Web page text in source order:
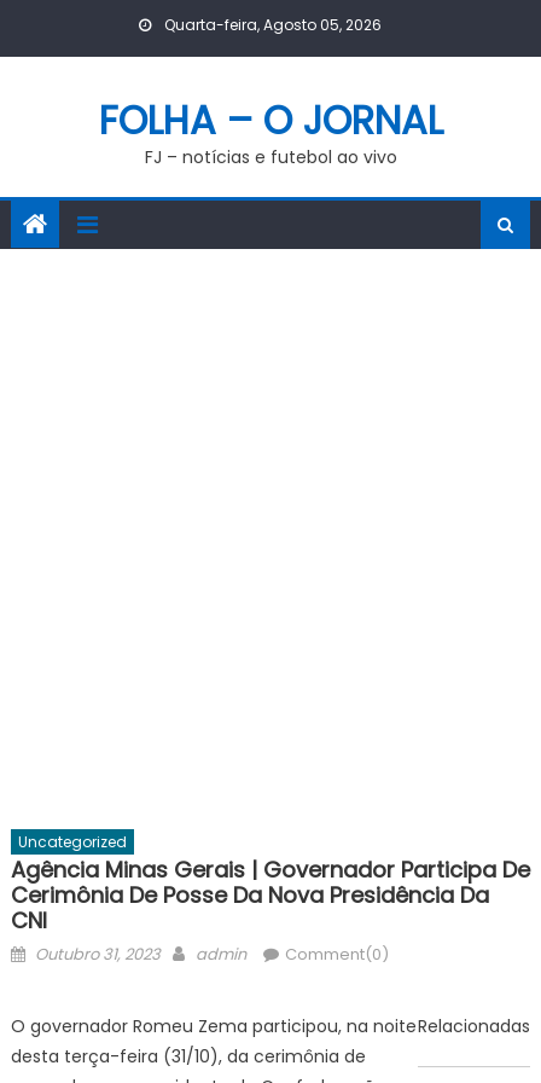
Quarta-feira, Agosto 05, 2026
FOLHA – O JORNAL
FJ – notícias e futebol ao vivo
Uncategorized
Agência Minas Gerais | Governador Participa De
Cerimônia De Posse Da Nova Presidência Da
CNI
Posted
Outubro 31, 2023 Author
admin Comment(0)
Relacionadas
O governador Romeu Zema participou, na noite
desta terça-feira (31/10), da cerimônia de